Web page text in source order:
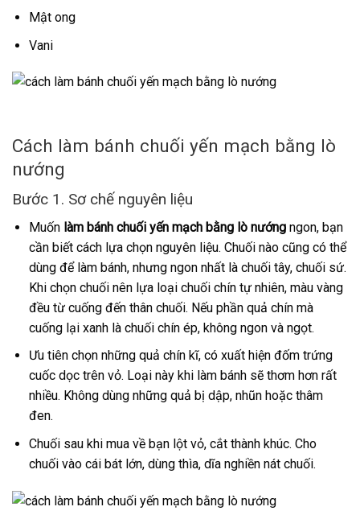
Mật ong
Vani
Cách làm bánh chuối yến mạch bằng lò
nướng
Bước 1. Sơ chế nguyên liệu
Muốn làm bánh chuối yến mạch bằng lò nướngngon, bạn
cần biết cách lựa chọn nguyên liệu. Chuối nào cũng có thể
dùng để làm bánh, nhưng ngon nhất là chuối tây, chuối sứ.
Khi chọn chuối nên lựa loại chuối chín tự nhiên, màu vàng
đều từ cuống đến thân chuối. Nếu phần quả chín mà
cuống lại xanh là chuối chín ép, không ngon và ngọt.
Ưu tiên chọn những quả chín kĩ, có xuất hiện đốm trứng
cuốc dọc trên vỏ. Loại này khi làm bánh sẽ thơm hơn rất
nhiều. Không dùng những quả bị dập, nhũn hoặc thâm
đen.
Chuối sau khi mua về bạn lột vỏ, cắt thành khúc. Cho
chuối vào cái bát lớn, dùng thìa, dĩa nghiền nát chuối.